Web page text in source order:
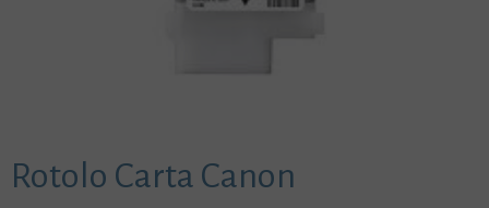
Rotolo Carta Canon